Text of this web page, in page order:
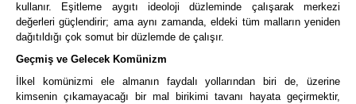
kullanır.
Eşitleme aygıtı ideoloji düzleminde çalışarak merkezi
değerleri güçlendirir; ama aynı zamanda, eldeki tüm malların yeniden
dağıtıldığı çok somut bir düzlemde de çalışır.
Geçmiş ve Gelecek Komünizm
İlkel komünizmi ele almanın faydalı yollarından biri de, üzerine
kimsenin çıkamayacağı bir mal birikimi tavanı hayata geçirmektir,